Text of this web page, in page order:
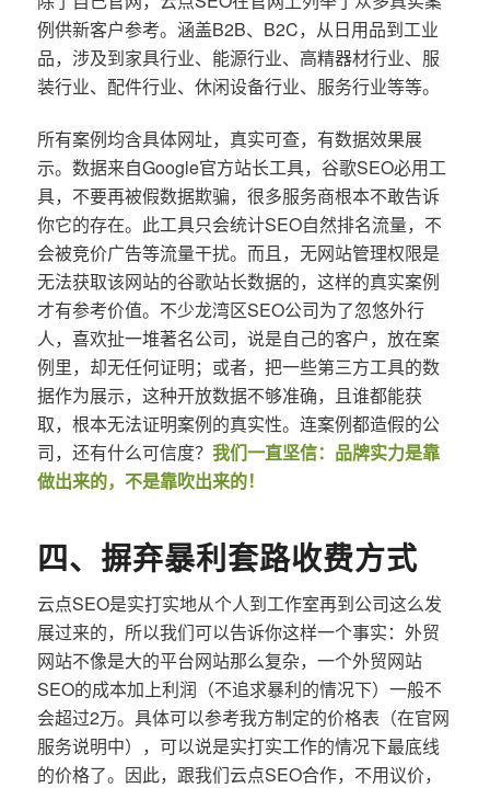
例供新客户参考。涵盖B2B、B2C，从日用品到工业
品，涉及到家具行业、能源行业、高精器材行业、服
装行业、配件行业、休闲设备行业、服务行业等等。
所有案例均含具体网址，真实可查，有数据效果展
示。数据来自Google官方站长工具，谷歌SEO必用工
具，不要再被假数据欺骗，很多服务商根本不敢告诉
你它的存在。此工具只会统计SEO自然排名流量，不
会被竞价广告等流量干扰。而且，无网站管理权限是
无法获取该网站的谷歌站长数据的，这样的真实案例
才有参考价值。不少龙湾区SEO公司为了忽悠外行
人，喜欢扯一堆著名公司，说是自己的客户，放在案
例里，却无任何证明；或者，把一些第三方工具的数
据作为展示，这种开放数据不够准确，且谁都能获
取，根本无法证明案例的真实性。连案例都造假的公
司，还有什么可信度？ 我们一直坚信：品牌实力是靠
做出来的，不是靠吹出来的！
四、摒弃暴利套路收费方式
云点SEO是实打实地从个人到工作室再到公司这么发
展过来的，所以我们可以告诉你这样一个事实：外贸
网站不像是大的平台网站那么复杂，一个外贸网站
SEO的成本加上利润（不追求暴利的情况下）一般不
会超过2万。具体可以参考我方制定的价格表（在官网
服务说明中），可以说是实打实工作的情况下最底线
的价格了。因此，跟我们云点SEO合作，不用议价，